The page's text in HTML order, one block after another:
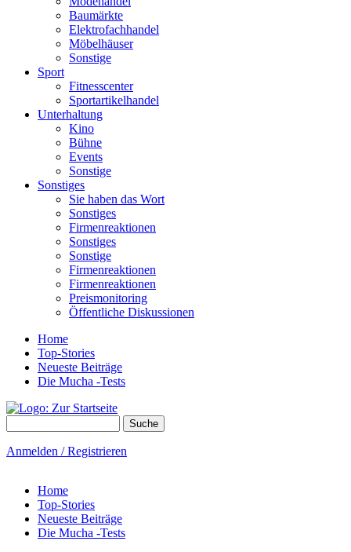
Baumärkte
Elektrofachhandel
Möbelhäuser
Sonstige
Sport
Fitnesscenter
Sportartikelhandel
Unterhaltung
Kino
Bühne
Events
Sonstige
Sonstiges
Sie haben das Wort
Sonstiges
Firmenreaktionen
Sonstiges
Sonstige
Firmenreaktionen
Firmenreaktionen
Preismonitoring
Öffentliche Diskussionen
Home
Top-Stories
Neueste Beiträge
Die Mucha -Tests
Anmelden / Registrieren
Home
Top-Stories
Neueste Beiträge
Die Mucha -Tests